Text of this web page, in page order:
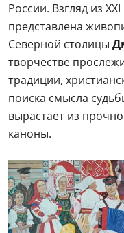
России. Взгляд из
представлена
Северной столицы
творчестве
традиции,
поиска смысла
вырастает из
каноны.